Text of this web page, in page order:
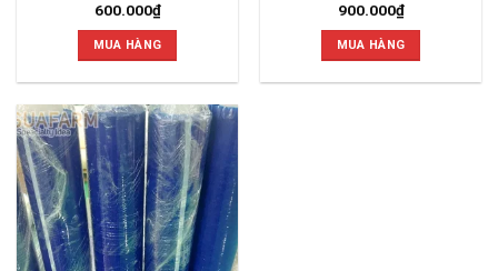
600.000₫
MUA HÀNG
900.000₫
MUA HÀNG